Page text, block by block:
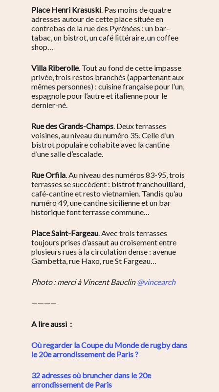
Place Henri Krasuski . Pas moins de quatre
adresses autour de cette place située en
contrebas de la rue des Pyrénées : un bar-
tabac, un bistrot, un café littéraire, un coffee
shop…
Villa Riberolle. Tout au fond de cette impasse
privée, trois restos branchés (appartenant aux
mêmes personnes) : cuisine française pour l’un,
espagnole pour l’autre et italienne pour le
dernier-né.
Rue des Grands-Champs . Deux terrasses
voisines, au niveau du numéro 35. Celle d’un
bistrot populaire cohabite avec la cantine
d’une salle d’escalade.
Rue Orfila . Au niveau des numéros 83-95, trois
terrasses se succèdent : bistrot franchouillard,
café-cantine et resto vietnamien. Tandis qu’au
numéro 49, une cantine sicilienne et un bar
historique font terrasse commune…
Place Saint-Fargeau . Avec trois terrasses
toujours prises d’assaut au croisement entre
plusieurs rues à la circulation dense : avenue
Gambetta, rue Haxo, rue St Fargeau…
Photo : merci à Vincent Bauclin@vincearch
————
A lire aussi :
Où regarder la Coupe du Monde de rugby dans
le 20e arrondissement de Paris ?
32 adresses où bruncher dans le 20e
arrondissement de Paris